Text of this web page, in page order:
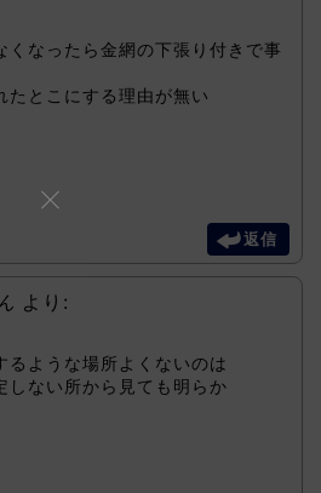
くなったら金網の下張り付きで事
たとこにする理由が無い
返信
より:
るような場所よくないのは
しない所から見ても明らか